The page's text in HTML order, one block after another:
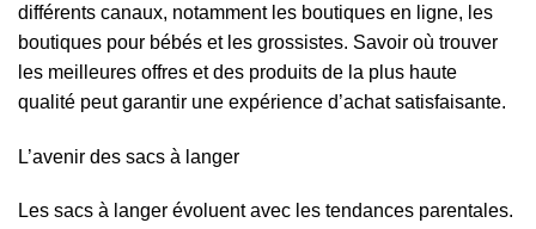
différents canaux, notamment les boutiques en ligne, les
boutiques pour bébés et les grossistes. Savoir où trouver
les meilleures offres et des produits de la plus haute
qualité peut garantir une expérience d’achat satisfaisante.
L’avenir des sacs à langer
Les sacs à langer évoluent avec les tendances parentales.